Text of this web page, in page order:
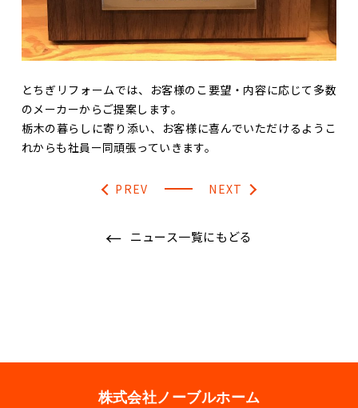
とちぎリフォームでは、お客様のこ要望・内容に応じて多数
のメーカーからご提案します。
栃木の暮らしに寄り添い、お客様に喜んでいただけるようこ
れからも社員ー同頑張っていきます。
PREV NEXT
ニュース一覧にもどる
株式会社ノーブルホーム